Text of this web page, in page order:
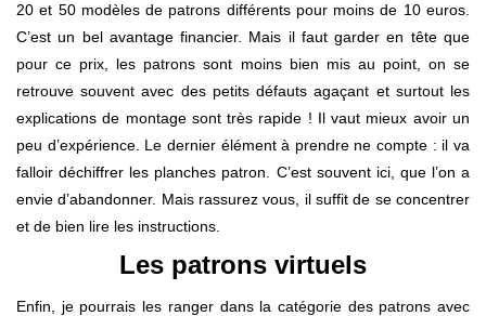
20 et 50 modèles de patrons différents pour moins de 10 euros.
C’est un bel avantage financier. Mais il faut garder en tête que
pour ce prix, les patrons sont moins bien mis au point, on se
retrouve souvent avec des petits défauts agaçant et surtout les
explications de montage sont très rapide ! Il vaut mieux avoir un
peu d’expérience. Le dernier élément à prendre ne compte : il va
falloir déchiffrer les planches patron. C’est souvent ici, que l’on a
envie d’abandonner. Mais rassurez vous, il suffit de se concentrer
et de bien lire les instructions.
Les patrons virtuels
Enfin, je pourrais les ranger dans la catégorie des patrons avec